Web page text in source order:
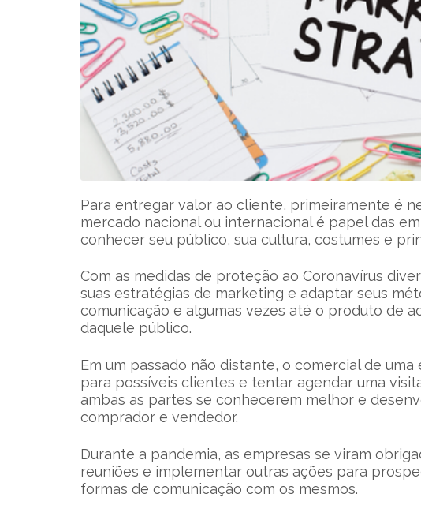
Para entregar valor ao cliente, primeiramente é
mercado nacional ou internacional é papel das
conhecer seu público, sua cultura, costumes e
Com as medidas de proteção ao Coronavírus
suas estratégias de marketing e adaptar seus
comunicação e algumas vezes até o produto de
daquele público.
Em um passado não distante, o comercial de
para possíveis clientes e tentar agendar uma
ambas as partes se conhecerem melhor e
comprador e vendedor.
Durante a pandemia, as empresas se viram
reuniões e implementar outras ações para
formas de comunicação com os mesmos.